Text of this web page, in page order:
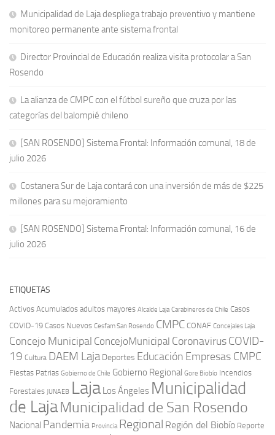
Municipalidad de Laja despliega trabajo preventivo y mantiene
monitoreo permanente ante sistema frontal
Director Provincial de Educación realiza visita protocolar a San
Rosendo
La alianza de CMPC con el fútbol sureño que cruza por las
categorías del balompié chileno
[SAN ROSENDO] Sistema Frontal: Información comunal, 18 de
julio 2026
Costanera Sur de Laja contará con una inversión de más de $225
millones para su mejoramiento
[SAN ROSENDO] Sistema Frontal: Información comunal, 16 de
julio 2026
ETIQUETAS
Activos Acumulados adultos mayores Alcalde Laja Carabineros de Chile Casos
COVID-19 Casos Nuevos Cesfam San Rosendo CMPC CONAF Concejales Laja
Concejo Municipal ConcejoMunicipal CoronavirusCOVID-
19 Cultura DAEM Laja Deportes Educación Empresas CMPC
Fiestas Patrias Gobierno de Chile Gobierno Regional Gore Biobío Incendios
Forestales JUNAEB Laja Los Ángeles Municipalidad
de LajaMunicipalidad de San Rosendo
Nacional Pandemia Provincia Regional Región del Biobío Reporte